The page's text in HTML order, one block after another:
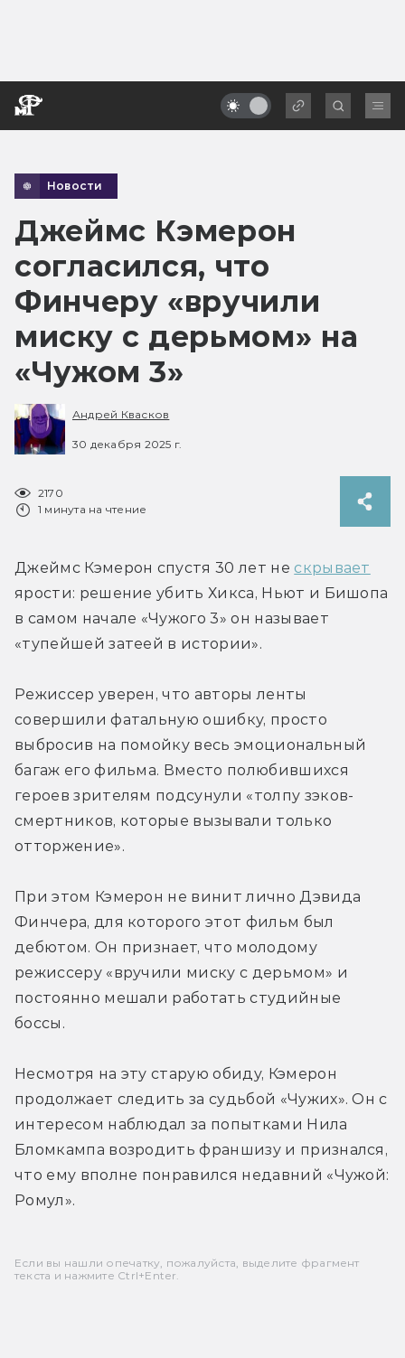
Новости
Джеймс Кэмерон
согласился, что
Финчеру «вручили
миску с дерьмом» на
«Чужом 3»
Андрей Квасков
30 декабря 2025 г.
2170
1 минута на чтение
Джеймс Кэмерон спустя 30 лет не скрывает
ярости: решение убить Хикса, Ньют и Бишопа
в самом начале «Чужого 3» он называет
«тупейшей затеей в истории».
Режиссер уверен, что авторы ленты
совершили фатальную ошибку, просто
выбросив на помойку весь эмоциональный
багаж его фильма. Вместо полюбившихся
героев зрителям подсунули «толпу зэков-
смертников, которые вызывали только
отторжение».
При этом Кэмерон не винит лично Дэвида
Финчера, для которого этот фильм был
дебютом. Он признает, что молодому
режиссеру «вручили миску с дерьмом» и
постоянно мешали работать студийные
боссы.
Несмотря на эту старую обиду, Кэмерон
продолжает следить за судьбой «Чужих». Он с
интересом наблюдал за попытками Нила
Бломкампа возродить франшизу и признался,
что ему вполне понравился недавний «Чужой:
Ромул».
Если вы нашли опечатку, пожалуйста, выделите фрагмент
текста и нажмите Ctrl+Enter.